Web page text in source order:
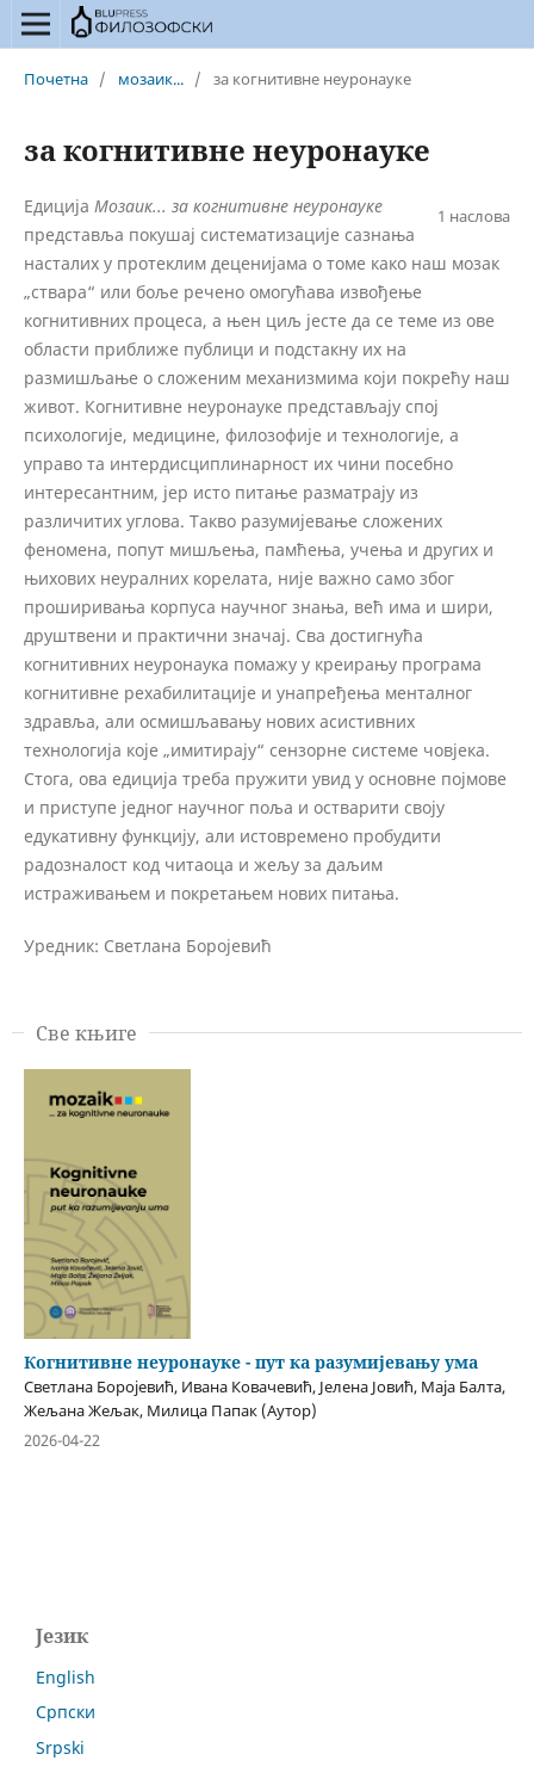
Почетна / мозаик... / за когнитивне неуронауке
за когнитивне неуронауке
1 наслова
Едиција Мозаик... за когнитивне неуронауке
представља покушај систематизације сазнања
насталих у протеклим деценијама о томе како наш мозак
„ствара“ или боље речено омогућава извођење
когнитивних процеса, а њен циљ јесте да се теме из ове
области приближе публици и подстакну их на
размишљање о сложеним механизмима који покрећу наш
живот. Когнитивне неуронауке представљају спој
психологије, медицине, филозофије и технологије, а
управо та интердисциплинарност их чини посебно
интересантним, јер исто питање разматрају из
различитих углова. Такво разумијевање сложених
феномена, попут мишљења, памћења, учења и других и
њихових неуралних корелата, није важно само због
проширивања корпуса научног знања, већ има и шири,
друштвени и практични значај. Сва достигнућа
когнитивних неуронаука помажу у креирању програма
когнитивне рехабилитације и унапређења менталног
здравља, али осмишљавању нових асистивних
технологија које „имитирају“ сензорне системе човјека.
Стога, ова едиција треба пружити увид у основне појмове
и приступе једног научног поља и остварити своју
едукативну функцију, али истовремено пробудити
радозналост код читаоца и жељу за даљим
истраживањем и покретањем нових питања.
Уредник: Светлана Боројевић
Све књиге
Когнитивне неуронауке - пут ка разумијевању ума
Светлана Боројевић, Ивана Ковачевић, Јелена Јовић, Маја Балта,
Жељана Жељак, Милица Папак (Аутор)
2026-04-22
Језик
English
Српски
Srpski